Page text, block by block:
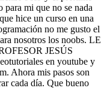
para mi que no se nada
hice un curso en una
no me gusto el
nosotros los noobs. LE
JESÚS
en youtube y
Ahora mis pasos son
cada día. Que bueno